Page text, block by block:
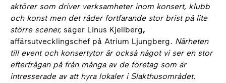
aktörer som driver verksamheter inom konsert, klubb
och konst men det råder fortfarande stor brist på lite
större scener, säger Linus Kjellberg,
affärsutvecklingschef på Atrium Ljungberg. Närheten
till event och konsertytor är också något vi ser en stor
efterfrågan på från många av de företag som är
intresserade av att hyra lokaler i Slakthusområdet.